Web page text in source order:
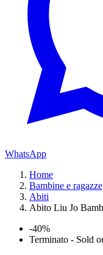
WhatsApp
Home
Bambine e ragazze
Abiti
Abito Liu Jo
-40%
Terminato - Sold